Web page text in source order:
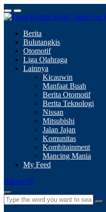
Berita
Bulutangkis
Otomotif
Liga Olahraga
Lainnya
Kicauwin
Manfaat Buah
Berita Otomotif
Berita Teknologi
Nissan
Mitsubishi
Jalan Jajan
Komunitas
Kombitainment
Mancing Mania
My Feed
Abone Ol